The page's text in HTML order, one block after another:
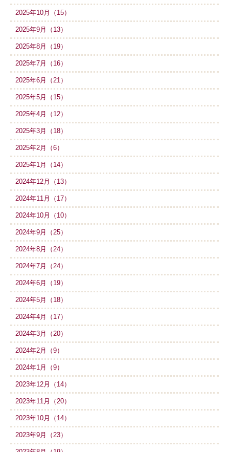
2025年10月（15）
2025年9月（13）
2025年8月（19）
2025年7月（16）
2025年6月（21）
2025年5月（15）
2025年4月（12）
2025年3月（18）
2025年2月（6）
2025年1月（14）
2024年12月（13）
2024年11月（17）
2024年10月（10）
2024年9月（25）
2024年8月（24）
2024年7月（24）
2024年6月（19）
2024年5月（18）
2024年4月（17）
2024年3月（20）
2024年2月（9）
2024年1月（9）
2023年12月（14）
2023年11月（20）
2023年10月（14）
2023年9月（23）